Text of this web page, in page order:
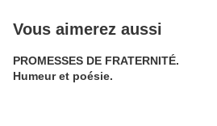
Vous aimerez aussi
PROMESSES DE FRATERNITÉ.
Humeur et poésie.